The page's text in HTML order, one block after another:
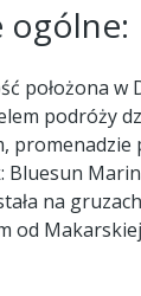
ogólne:
położona w
podróży
promenadzie
Bluesun
na
od